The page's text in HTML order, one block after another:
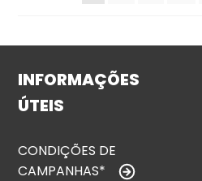
INFORMAÇÕES
ÚTEIS
CONDIÇÕES DE
CAMPANHAS*